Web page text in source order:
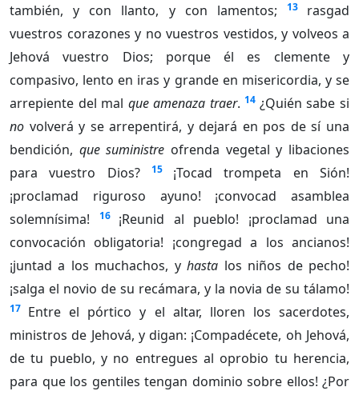
también, y con llanto, y con lamentos;
13
rasgad
vuestros corazones y no vuestros vestidos, y volveos a
Jehová vuestro Dios; porque él es clemente y
compasivo, lento en iras y grande en misericordia, y se
arrepiente del mal que amenaza traer. 14 ¿Quién sabe si
no volverá y se arrepentirá, y dejará en pos de sí una
bendición, que suministre ofrenda vegetal y libaciones
para vuestro Dios?
15
¡Tocad trompeta en Sión!
¡proclamad riguroso ayuno! ¡convocad asamblea
solemnísima!
16
¡Reunid al pueblo! ¡proclamad una
convocación obligatoria! ¡congregad a los ancianos!
¡juntad a los muchachos, yhasta los niños de pecho!
¡salga el novio de su recámara, y la novia de su tálamo!
17 Entre el pórtico y el altar, lloren los sacerdotes,
ministros de Jehová, y digan: ¡Compadécete, oh Jehová,
de tu pueblo, y no entregues al oprobio tu herencia,
para que los gentiles tengan dominio sobre ellos! ¿Por